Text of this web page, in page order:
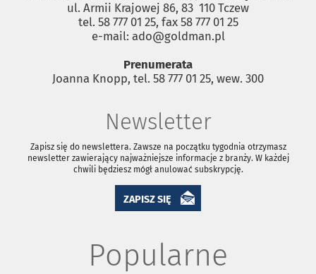
ul. Armii Krajowej 86, 83 ­ 110 Tczew
tel. 58 777 01 25, fax 58 777 01 25
e-mail: ado@goldman.pl
Prenumerata
Joanna Knopp, tel. 58 777 01 25, wew. 300
Newsletter
Zapisz się do newslettera. Zawsze na początku tygodnia otrzymasz
newsletter zawierający najważniejsze informacje z branży. W każdej
chwili będziesz mógł anulować subskrypcję.
ZAPISZ SIĘ
Popularne